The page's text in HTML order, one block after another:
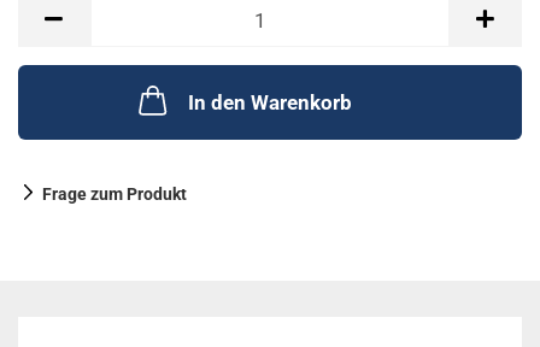
In den Warenkorb
Frage zum Produkt